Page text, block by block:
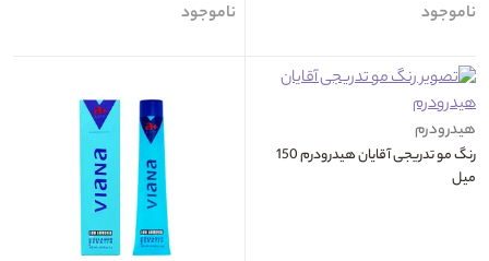
ناموجود ناموجود
هیدرودرم
رنگ مو تدریجی آقایان هیدرودرم 150
میل